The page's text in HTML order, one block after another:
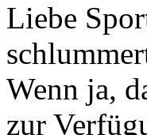
Liebe
Wenn ja,
zur